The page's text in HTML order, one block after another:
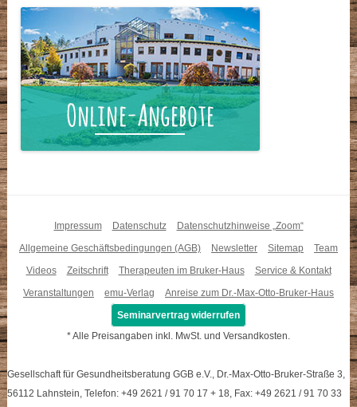
Impressum Datenschutz
Datenschutzhinweise „Zoom“
Allgemeine Geschäftsbedingungen (AGB)
Newsletter Sitemap
Team
Videos
Zeitschrift Therapeuten im Bruker-Haus
Service & Kontakt
Veranstaltungen
emu-Verlag
Anreise zum Dr.-Max-Otto-Bruker-Haus
Seminarvertrag widerrufen
* Alle Preisangaben inkl. MwSt. und Versandkosten.
Gesellschaft für Gesundheitsberatung GGB e.V., Dr.-Max-Otto-Bruker-Straße 3,
56112 Lahnstein, Telefon: +49 2621 / 91 70 17 + 18, Fax: +49 2621 / 91 70 33